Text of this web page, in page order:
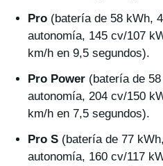
Pro (batería de 58 kWh,
autonomía, 145 cv/107
km/h en 9,5 segundos).
Pro Power (batería de
autonomía, 204 cv/150
km/h en 7,5 segundos).
Pro S (batería de 77
autonomía, 160 cv/117